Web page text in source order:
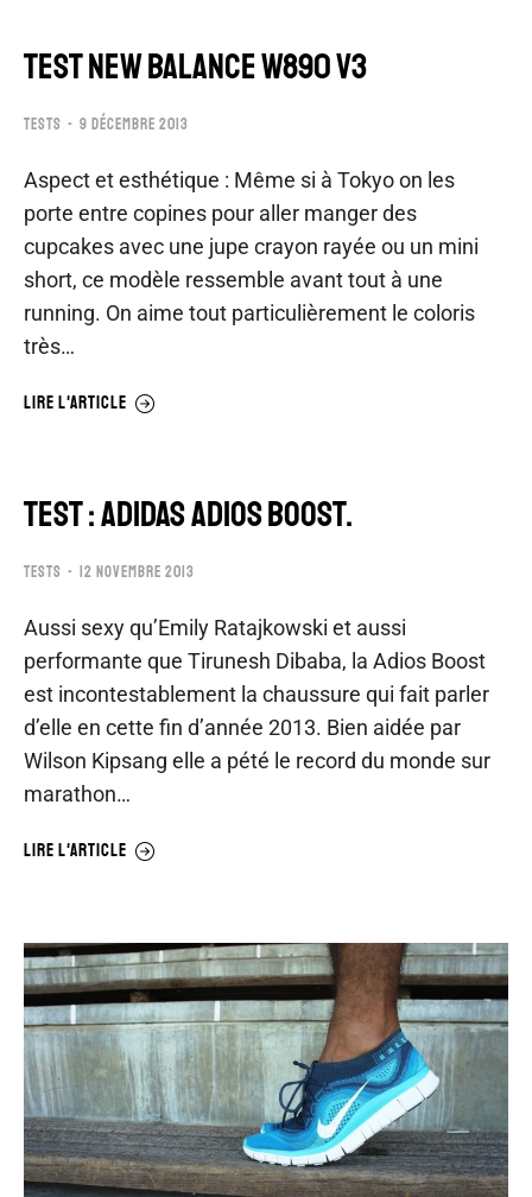
TEST NEW BALANCE W890 V3
TESTS 9 DÉCEMBRE 2013
Aspect et esthétique : Même si à Tokyo on les
porte entre copines pour aller manger des
cupcakes avec une jupe crayon rayée ou un mini
short, ce modèle ressemble avant tout à une
running. On aime tout particulièrement le coloris
très…
LIRE L'ARTICLE
TEST : ADIDAS ADIOS BOOST.
TESTS 12 NOVEMBRE 2013
Aussi sexy qu’Emily Ratajkowski et aussi
performante que Tirunesh Dibaba, la Adios Boost
est incontestablement la chaussure qui fait parler
d’elle en cette fin d’année 2013. Bien aidée par
Wilson Kipsang elle a pété le record du monde sur
marathon…
LIRE L'ARTICLE